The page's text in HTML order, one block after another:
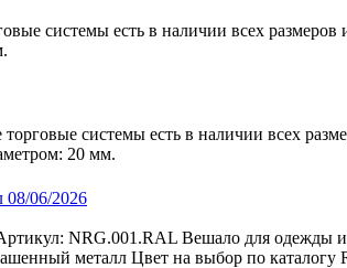
системы есть в наличии всех
системы есть в наличии всех
20 мм.
08/06/2026
NRG.001.RAL Вешало для одежды
металл Цвет на выбор по каталогу